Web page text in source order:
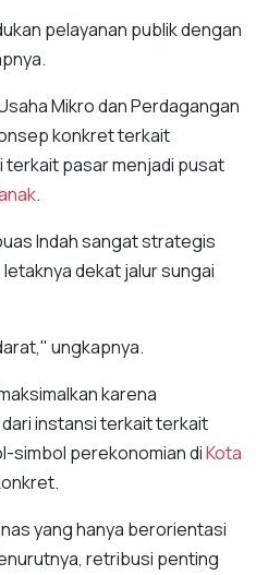
pelayanan publik dengan
Mikro dan Perdagangan
konkret terkait
pasar menjadi pusat
.
Indah sangat strategis
dekat jalur sungai
ungkapnya.
karena
instansi terkait terkait
simbol perekonomian diKota
yang hanya berorientasi
retribusi penting